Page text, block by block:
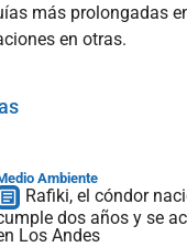
más prolongadas
en otras.
Ambiente
Rafiki, el cóndor
dos años y se
Los Andes